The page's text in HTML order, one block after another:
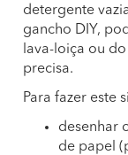
detergente
gancho DIY,
lava-loiça ou
precisa.
Para fazer este
desenhar
de papel